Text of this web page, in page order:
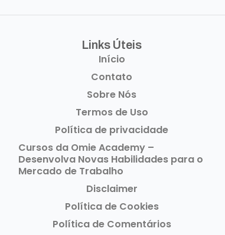
Links Úteis​
Início
Contato
Sobre Nós
Termos de Uso
Política de privacidade
Cursos da Omie Academy –
Desenvolva Novas Habilidades para o
Mercado de Trabalho
Disclaimer
Política de Cookies
Política de Comentários